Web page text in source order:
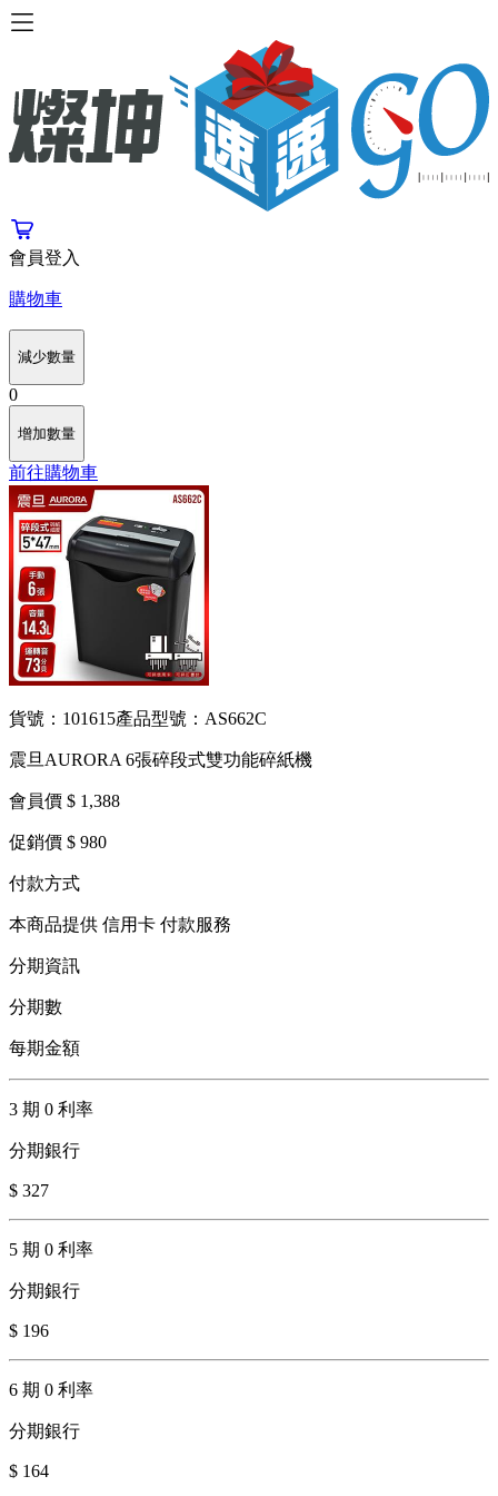
會員登入
購物車
減少數量
0
增加數量
前往購物車
貨號：101615產品型號：AS662C
震旦AURORA 6張碎段式雙功能碎紙機
會員價 $ 1,388
促銷價 $ 980
付款方式
本商品提供 信用卡 付款服務
分期資訊
分期數
每期金額
3 期 0 利率
分期銀行
$ 327
5 期 0 利率
分期銀行
$ 196
6 期 0 利率
分期銀行
$ 164